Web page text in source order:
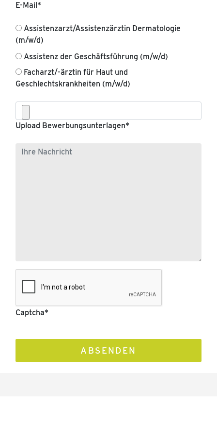
E-Mail*
(m/w/d)
Assistenz der Geschäftsführung (m/w/d)
Geschlechtskrankheiten (m/w/d)
Upload Bewerbungsunterlagen*
Captcha*